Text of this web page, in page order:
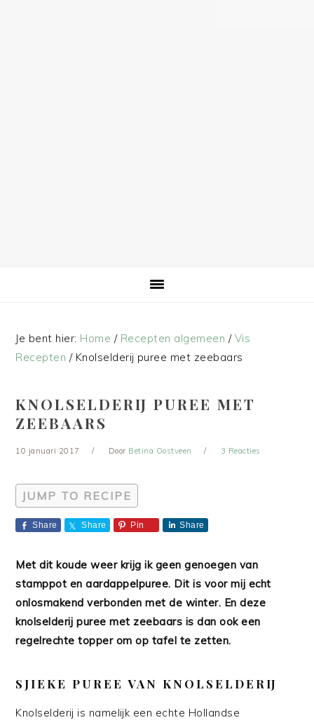
Je bent hier: Home / Recepten algemeen / Vis
Recepten /Knolselderij puree met zeebaars
KNOLSELDERIJ PUREE MET
ZEEBAARS
10 januari 2017 Door Betina Oostveen 3 Reacties
JUMP TO RECIPE
Share Share Pin Share
Met dit koude weer krijg ik geen genoegen van
stamppot en aardappelpuree. Dit is voor mij echt
onlosmakend verbonden met de winter. En deze
knolselderij puree met zeebaars is dan ook een
regelrechte topper om op tafel te zetten.
SJIEKE PUREE VAN KNOLSELDERIJ
Knolselderij is namelijk een echte Hollandse